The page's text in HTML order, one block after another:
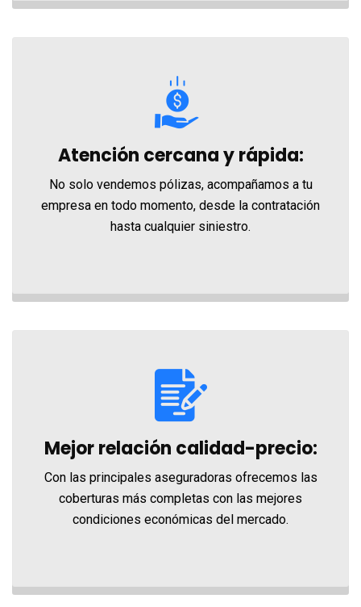
Atención cercana y rápida:
No solo vendemos pólizas, acompañamos a tu
empresa en todo momento, desde la contratación
hasta cualquier siniestro.
Mejor relación calidad-precio:
Con las principales aseguradoras ofrecemos las
coberturas más completas con las mejores
condiciones económicas del mercado.